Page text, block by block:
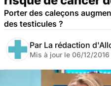
Porter des caleçons
des testicules ?
Par La rédaction
Mis à jour le 06/12/2016